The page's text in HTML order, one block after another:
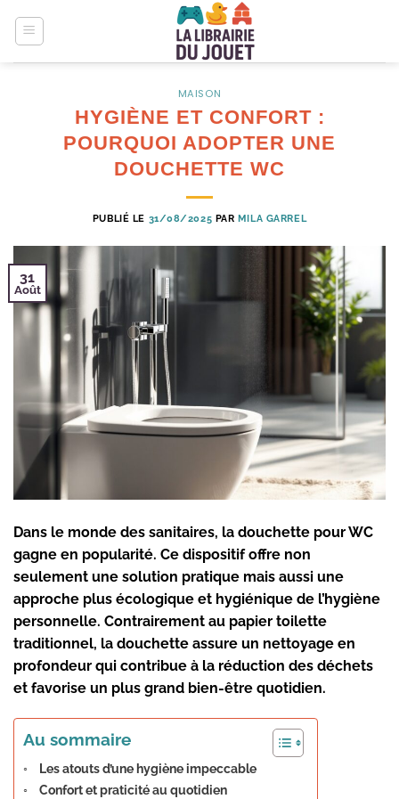
MAISON
HYGIÈNE ET CONFORT :
POURQUOI ADOPTER UNE
DOUCHETTE WC
PUBLIÉ LE 31/08/2025 PAR MILA GARREL
31
Août
Dans le monde des sanitaires, la douchette pour WC
gagne en popularité. Ce dispositif offre non
seulement une solution pratique mais aussi une
approche plus écologique et hygiénique de l’hygiène
personnelle. Contrairement au papier toilette
traditionnel, la douchette assure un nettoyage en
profondeur qui contribue à la réduction des déchets
et favorise un plus grand bien-être quotidien.
Au sommaire
Les atouts d’une hygiène impeccable
Confort et praticité au quotidien